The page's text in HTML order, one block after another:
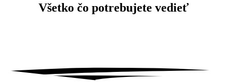
Všetko čo potrebujete vedieť